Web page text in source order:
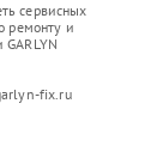
сервисных
ремонту и
fix.ru